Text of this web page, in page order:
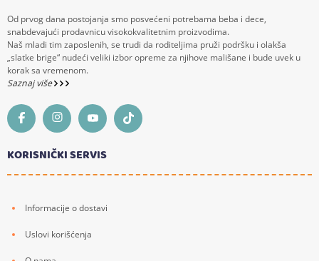
Od prvog dana postojanja smo posvećeni potrebama beba i dece,
snabdevajući prodavnicu visokokvalitetnim proizvodima.
Naš mladi tim zaposlenih, se trudi da roditeljima pruži podršku i olakša
„slatke brige“ nudeći veliki izbor opreme za njihove mališane i bude uvek u
korak sa vremenom.
Saznaj više
KORISNIČKI SERVIS
Informacije o dostavi
Uslovi korišćenja